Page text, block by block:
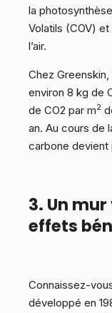
la
Volatils (COV)
l’air.
Chez
environ 8 kg de
de CO2 par m2
an. Au cours de
carbone devient
3. Un
effets
Connaissez-
développé en